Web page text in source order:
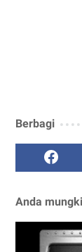
Berbagi
Anda